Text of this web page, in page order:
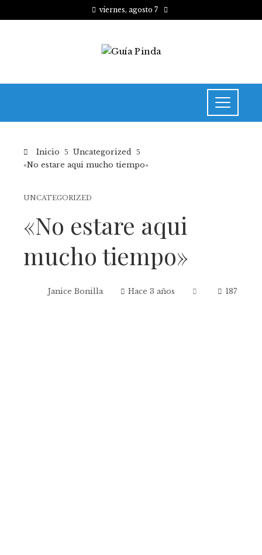
viernes, agosto 7
Inicio
Uncategorized
«No estare aqui mucho tiempo»
UNCATEGORIZED
«No estare aqui
mucho tiempo»
Janice Bonilla Hace 3 años 187